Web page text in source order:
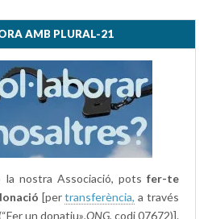
AMB PLURAL-21
la nostra Associació, pots fer-te
[pertransferència, a través
un donatiu»,ONG, codi 07672)].